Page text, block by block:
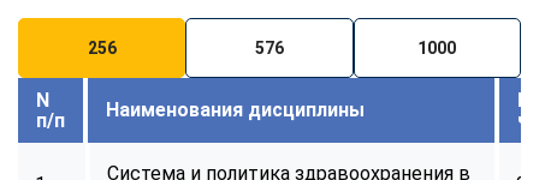
256 576 1000
N
п/п
Наименования дисциплины
Система и политика здравоохранения в